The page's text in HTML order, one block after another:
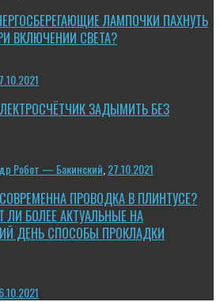
ЛАМПОЧКИ ПАХНУТЬ
ВКЛЮЧЕНИИ СВЕТА?
ЗАДЫМИТЬ БЕЗ
Робот — Бакинский 27.10.2021
ПРОВОДКА В ПЛИНТУСЕ?
ЛИ БОЛЕЕ АКТУАЛЬНЫЕ НА
ДЕНЬ СПОСОБЫ ПРОКЛАДКИ